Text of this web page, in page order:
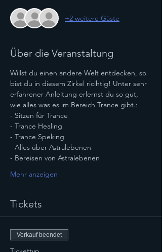
+2 weitere Gäste
Über die Veranstaltung
Willst du einen andere Welt entdecken, so
bist du in diesem Zirkel ricihtig! Unter sehr
erfahrener Anleitung erlernst du so gut,
wie alles was es im Bereich Trance gibt.:
- Sitzen für Trance
- Trance Healing
- Trance Speking
- Alles über Astralebenen
- Bereisen von Astralebenen
Mehr anzeigen
Tickets
Verkauf beendet